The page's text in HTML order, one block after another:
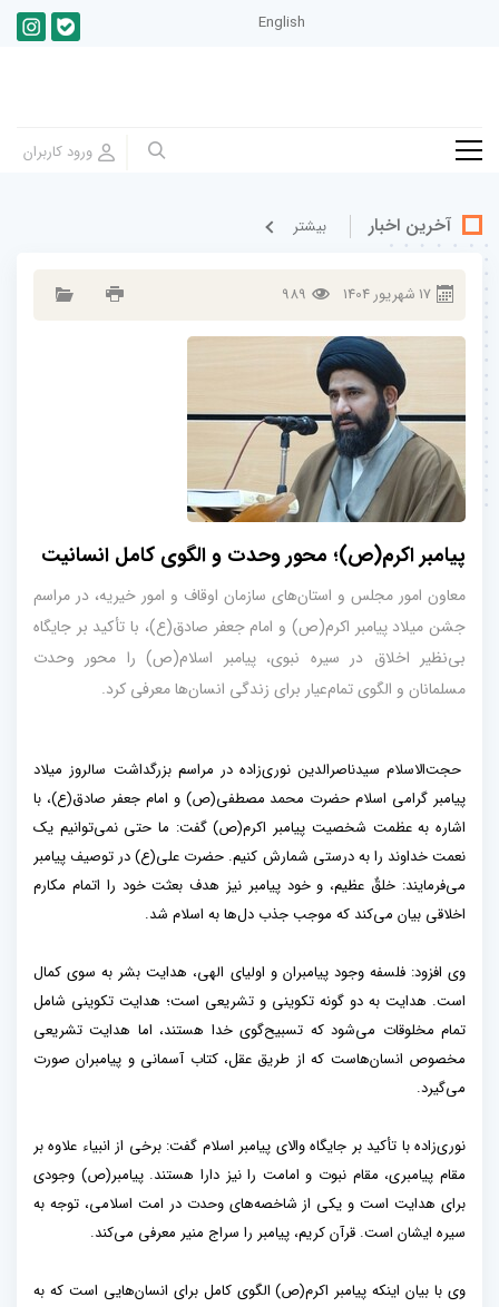
English
آخرین اخبار بيشتر
17شهريور 1404
989
پیامبر اکرم(ص)؛ محور وحدت و الگوی کامل انسانیت
معاون امور مجلس و استان‌های سازمان اوقاف و امور خیریه، در مراسم
جشن میلاد پیامبر اکرم(ص) و امام جعفر صادق(ع)، با تأکید بر جایگاه
بی‌نظیر اخلاق در سیره نبوی، پیامبر اسلام(ص) را محور وحدت
مسلمانان و الگوی تمام‌عیار برای زندگی انسان‌ها معرفی کرد.
حجت‌الاسلام سیدناصرالدین نوری‌زاده در مراسم بزرگداشت سالروز میلاد
پیامبر گرامی اسلام حضرت محمد مصطفی(ص) و امام جعفر صادق(ع)، با
اشاره به عظمت شخصیت پیامبر اکرم(ص) گفت: ما حتی نمی‌توانیم یک
نعمت خداوند را به درستی شمارش کنیم. حضرت علی(ع) در توصیف پیامبر
می‌فرمایند: خلقٌ عظیم، و خود پیامبر نیز هدف بعثت خود را اتمام مکارم
اخلاقی بیان می‌کند که موجب جذب دل‌ها به اسلام شد.
وی افزود: فلسفه وجود پیامبران و اولیای الهی، هدایت بشر به سوی کمال
است. هدایت به دو گونه تکوینی و تشریعی است؛ هدایت تکوینی شامل
تمام مخلوقات می‌شود که تسبیح‌گوی خدا هستند، اما هدایت تشریعی
مخصوص انسان‌هاست که از طریق عقل، کتاب آسمانی و پیامبران صورت
می‌گیرد.
نوری‌زاده با تأکید بر جایگاه والای پیامبر اسلام گفت: برخی از انبیاء علاوه بر
مقام پیامبری، مقام نبوت و امامت را نیز دارا هستند. پیامبر(ص) وجودی
برای هدایت است و یکی از شاخصه‌های وحدت در امت اسلامی، توجه به
سیره ایشان است. قرآن کریم، پیامبر را سراج منیر معرفی می‌کند.
وی با بیان اینکه پیامبر اکرم(ص) الگوی کامل برای انسان‌هایی است که به